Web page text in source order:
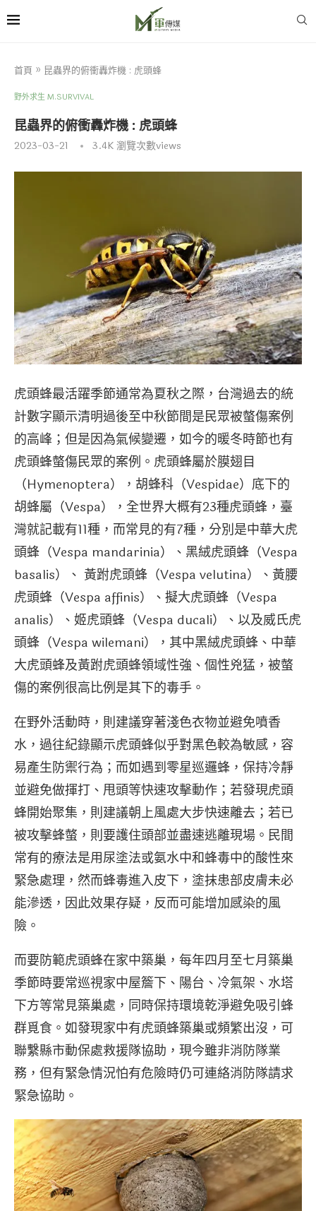
首頁 » 昆蟲界的俯衝轟炸機 : 虎頭蜂
野外求生 M.SURVIVAL
昆蟲界的俯衝轟炸機 : 虎頭蜂
2023-03-21 3.4K瀏覽次數views
虎頭蜂最活躍季節通常為夏秋之際，台灣過去的統
計數字顯示清明過後至中秋節間是民眾被螫傷案例
的高峰；但是因為氣候變遷，如今的暖冬時節也有
虎頭蜂螫傷民眾的案例。虎頭蜂屬於膜翅目
（Hymenoptera），胡蜂科（Vespidae）底下的
胡蜂屬（Vespa），全世界大概有23種虎頭蜂，臺
灣就記載有11種，而常見的有7種，分別是中華大虎
頭蜂（Vespa mandarinia）、黑絨虎頭蜂（Vespa
basalis）、 黃跗虎頭蜂（Vespa velutina）、黃腰
虎頭蜂（Vespa affinis）、擬大虎頭蜂（Vespa
analis）、姬虎頭蜂（Vespa ducali）、以及威氏虎
頭蜂（Vespa wilemani），其中黑絨虎頭蜂、中華
大虎頭蜂及黃跗虎頭蜂領域性強、個性兇猛，被螫
傷的案例很高比例是其下的毒手。
在野外活動時，則建議穿著淺色衣物並避免噴香
水，過往紀錄顯示虎頭蜂似乎對黑色較為敏感，容
易產生防禦行為；而如遇到零星巡邏蜂，保持冷靜
並避免做揮打、甩頭等快速攻擊動作；若發現虎頭
蜂開始聚集，則建議朝上風處大步快速離去；若已
被攻擊蜂螫，則要護住頭部並盡速逃離現場。民間
常有的療法是用尿塗法或氨水中和蜂毒中的酸性來
緊急處理，然而蜂毒進入皮下，塗抹患部皮膚未必
能滲透，因此效果存疑，反而可能增加感染的風
險。
而要防範虎頭蜂在家中築巢，每年四月至七月築巢
季節時要常巡視家中屋簷下、陽台、冷氣架、水塔
下方等常見築巢處，同時保持環境乾淨避免吸引蜂
群覓食。如發現家中有虎頭蜂築巢或頻繁出沒，可
聯繫縣市動保處救援隊協助，現今雖非消防隊業
務，但有緊急情況怕有危險時仍可連絡消防隊請求
緊急協助。